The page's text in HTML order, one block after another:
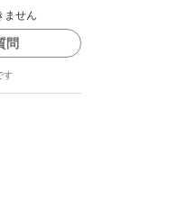
ません
問
す